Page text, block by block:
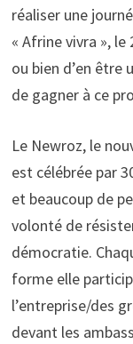
réaliser une
« Afrine vivra »,
ou bien d’en être
de gagner à ce
Le Newroz, le
est célébrée par
et beaucoup de
volonté de
démocratie.
forme elle
l’entreprise/des
devant les